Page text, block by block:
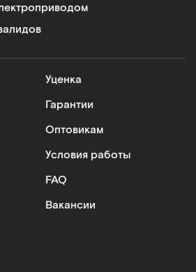
Уценка
Гарантии
Оптовикам
Условия работы
FAQ
Вакансии